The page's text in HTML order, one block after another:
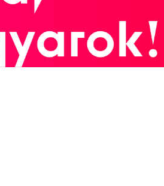
2011. júl.
Sanghaj
Kína